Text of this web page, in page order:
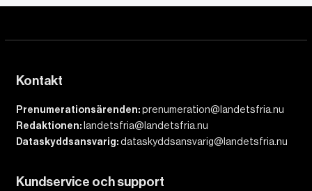
Kontakt
Prenumerationsärenden:prenumeration@landetsfria.nu
Redaktionen: landetsfria@landetsfria.nu
Dataskyddsansvarig:dataskyddsansvarig@landetsfria.nu
Kundservice och support